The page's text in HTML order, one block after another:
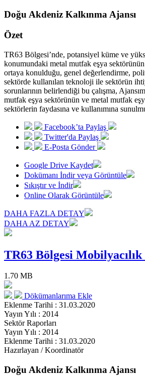
Doğu Akdeniz Kalkınma Ajansı
Özet
TR63 Bölgesi’nde, potansiyel küme ve
konumundaki metal mutfak eşya
ortaya konulduğu, genel değerlendirme,
sektörde kullanılan teknoloji ile sektörün
sorunlarının belirlendiği bu çalışma,
mutfak eşya sektörünün ve metal mutfak
sektörlerin faydasına ve kullanımına
Facebook’ta Paylaş
Twitter'da Paylaş
E-Posta Gönder
Google Drive Kaydet
Dokümanı İndir veya Görüntüle
Sıkıştır ve İndir
Online Olarak Görüntüle
DAHA FAZLA DETAY
DAHA AZ DETAY
TR63 Bölgesi
1.70 MB
Dökümanlarıma Ekle
Eklenme Tarihi : 31.03.2020
Yayın Yılı : 2014
Sektör Raporları
Yayın Yılı : 2014
Eklenme Tarihi : 31.03.2020
Hazırlayan / Koordinatör
Doğu Akdeniz Kalkınma Ajansı